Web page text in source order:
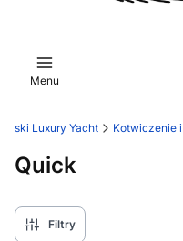
Menu
Luxury Yacht Kotwiczenie
Quick
Filtry